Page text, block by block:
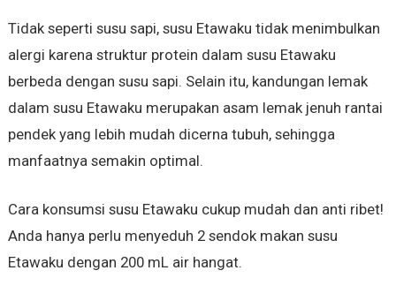
Tidak seperti susu sapi, susu Etawaku tidak menimbulkan
alergi karena struktur protein dalam susu Etawaku
berbeda dengan susu sapi. Selain itu, kandungan lemak
dalam susu Etawaku merupakan asam lemak jenuh rantai
pendek yang lebih mudah dicerna tubuh, sehingga
manfaatnya semakin optimal.
Cara konsumsi susu Etawaku cukup mudah dan anti ribet!
Anda hanya perlu menyeduh 2 sendok makan susu
Etawaku dengan 200 mL air hangat.